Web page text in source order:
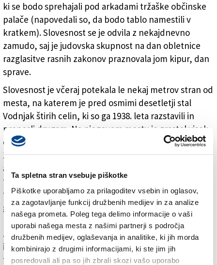
Ta spletna stran vsebuje piškotke
Piškotke uporabljamo za prilagoditev vsebin in oglasov,
za zagotavljanje funkcij družbenih medijev in za analize
našega prometa. Poleg tega delimo informacije o vaši
uporabi našega mesta z našimi partnerji s področja
družbenih medijev, oglaševanja in analitike, ki jih morda
kombinirajo z drugimi informacijami, ki ste jim jih
posredovali ali pa so jih zbrali skozi vašo uporabo
ki se bodo sprehajali pod arkadami tržaške občinske
palače (napovedali so, da bodo tablo namestili v
kratkem). Slovesnost se je odvila z nekajdnevno
zamudo, saj je judovska skupnost na dan obletnice
razglasitve rasnih zakonov praznovala jom kipur, dan
sprave.
Slovesnost je včeraj potekala le nekaj metrov stran od
mesta, na katerem je pred osmimi desetletji stal
Vodnjak štirih celin, ki so ga 1938. leta razstavili in
prenesli drugam. Na njegovem mestu je zrastel visok
oder z napisom »dux«, s katerega je Benito Mussolini
18. septembra istega leta razglasil uzakonitev rasnih
ali bolje – rasističnih zakonov, ki jih je nekaj dni pred
tem podpisal kralj Vittorio Emanuele III. Tržaški Veliki
trg je bil tistega dne vse prej kot prazen; Mussolinijev
govor je poslušala stotisočglava množica in vzklikala v
podporo dučeju, je opomnila predsednica italijanske
zveze judovskih skupnosti UCEI Noemi Di Segni, ena
izmed gostov včerajšnje slovesnosti. Zato je danes
toliko bolj pomembno, da brez zadržkov obsodimo